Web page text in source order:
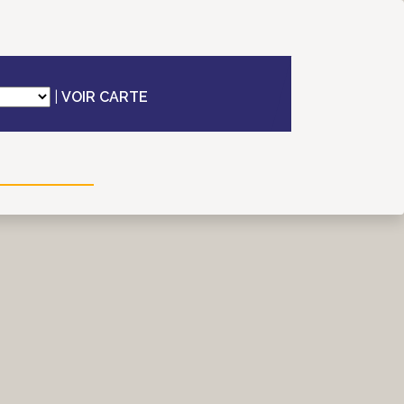
|VOIR CARTE